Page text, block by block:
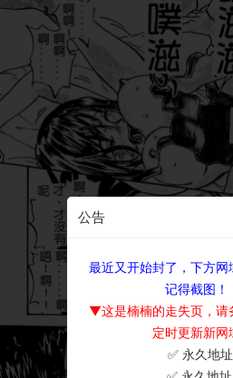
公告
最近又开始封了，下方网
记得截图！
▼这是楠楠的走失页，请
定时更新新网
✅ 永久地